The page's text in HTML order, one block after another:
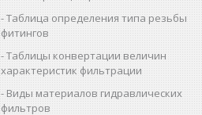
Таблица определения типа резьбы
фитингов
Таблицы конвертации величин
характеристик фильтрации
Виды материалов гидравлических
фильтров